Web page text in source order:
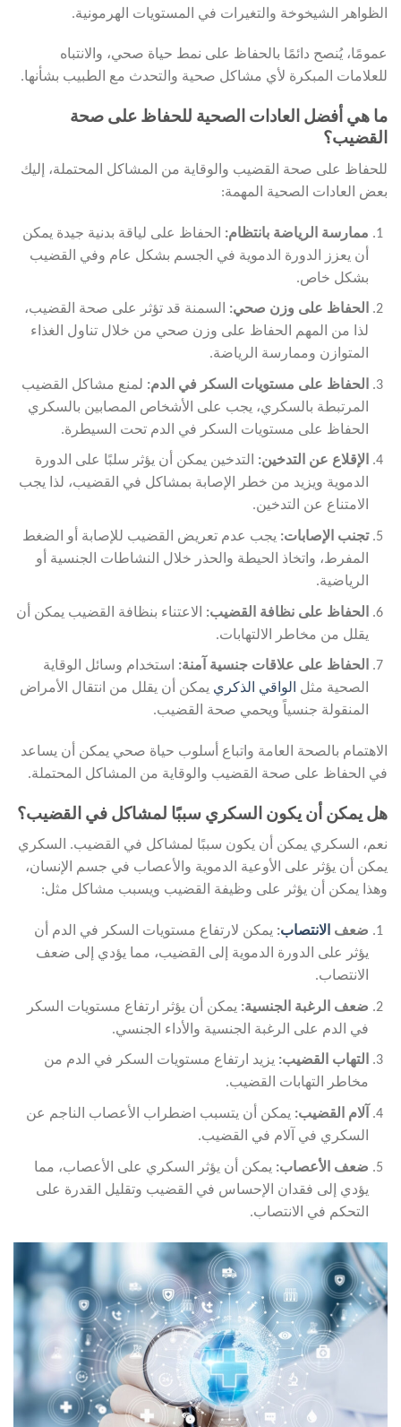
الظواهر الشيخوخة والتغيرات في المستويات الهرمونية.
عمومًا، يُنصح دائمًا بالحفاظ على نمط حياة صحي، والانتباه
للعلامات المبكرة لأي مشاكل صحية والتحدث مع الطبيب بشأنها.
ما هي أفضل العادات الصحية للحفاظ على صحة
القضيب؟
للحفاظ على صحة القضيب والوقاية من المشاكل المحتملة، إليك
بعض العادات الصحية المهمة:
ممارسة الرياضة بانتظام: الحفاظ على لياقة بدنية جيدة يمكن
أن يعزز الدورة الدموية في الجسم بشكل عام وفي القضيب
بشكل خاص.
الحفاظ على وزن صحي: السمنة قد تؤثر على صحة القضيب،
لذا من المهم الحفاظ على وزن صحي من خلال تناول الغذاء
المتوازن وممارسة الرياضة.
الحفاظ على مستويات السكر في الدم: لمنع مشاكل القضيب
المرتبطة بالسكري، يجب على الأشخاص المصابين بالسكري
الحفاظ على مستويات السكر في الدم تحت السيطرة.
الإقلاع عن التدخين: التدخين يمكن أن يؤثر سلبًا على الدورة
الدموية ويزيد من خطر الإصابة بمشاكل في القضيب، لذا يجب
الامتناع عن التدخين.
تجنب الإصابات: يجب عدم تعريض القضيب للإصابة أو الضغط
المفرط، واتخاذ الحيطة والحذر خلال النشاطات الجنسية أو
الرياضية.
الحفاظ على نظافة القضيب: الاعتناء بنظافة القضيب يمكن أن
يقلل من مخاطر الالتهابات.
الحفاظ على علاقات جنسية آمنة: استخدام وسائل الوقاية
الصحية مثل الواقي الذكري يمكن أن يقلل من انتقال الأمراض
المنقولة جنسياً ويحمي صحة القضيب.
الاهتمام بالصحة العامة واتباع أسلوب حياة صحي يمكن أن يساعد
في الحفاظ على صحة القضيب والوقاية من المشاكل المحتملة.
هل يمكن أن يكون السكري سببًا لمشاكل في القضيب؟
نعم، السكري يمكن أن يكون سببًا لمشاكل في القضيب. السكري
يمكن أن يؤثر على الأوعية الدموية والأعصاب في جسم الإنسان،
وهذا يمكن أن يؤثر على وظيفة القضيب ويسبب مشاكل مثل:
ضعف الانتصاب: يمكن لارتفاع مستويات السكر في الدم أن
يؤثر على الدورة الدموية إلى القضيب، مما يؤدي إلى ضعف
الانتصاب.
ضعف الرغبة الجنسية: يمكن أن يؤثر ارتفاع مستويات السكر
في الدم على الرغبة الجنسية والأداء الجنسي.
التهاب القضيب: يزيد ارتفاع مستويات السكر في الدم من
مخاطر التهابات القضيب.
آلام القضيب: يمكن أن يتسبب اضطراب الأعصاب الناجم عن
السكري في آلام في القضيب.
ضعف الأعصاب: يمكن أن يؤثر السكري على الأعصاب، مما
يؤدي إلى فقدان الإحساس في القضيب وتقليل القدرة على
التحكم في الانتصاب.